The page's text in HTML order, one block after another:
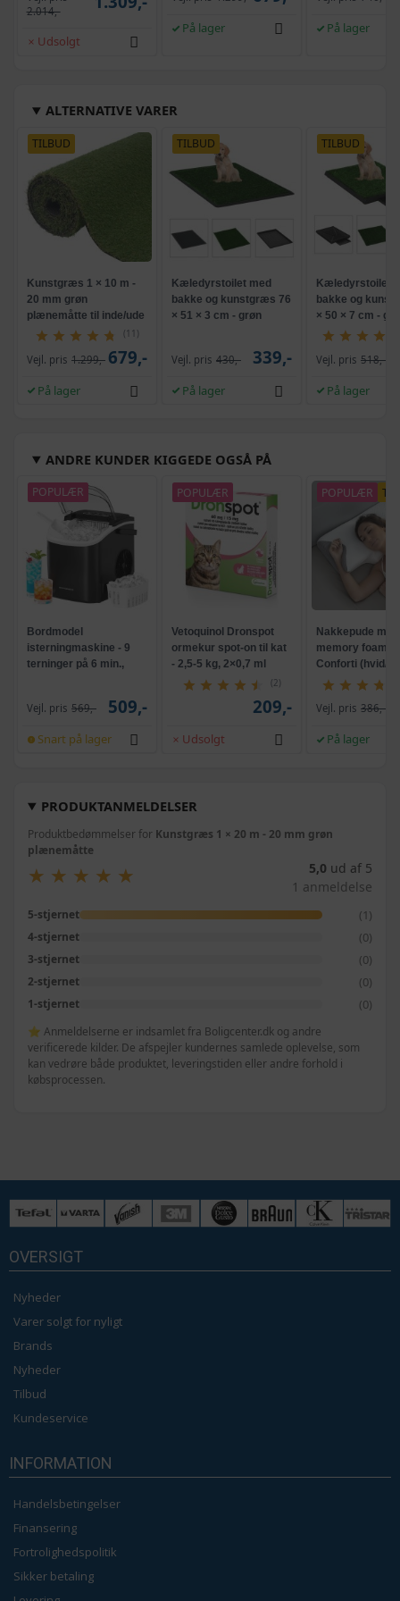
PRODUKTANMELDELSER
Produktbedømmelser for Kunstgræs 1 × 20 m - 20 mm grøn
plænemåtte
★
★ ★
★ ★
★ ★
★ ★
★ 5,0 ud af 5
1 anmeldelse
5-stjernet (1)
4-stjernet (0)
3-stjernet (0)
2-stjernet (0)
1-stjernet (0)
⭐ Anmeldelserne er indsamlet fra Boligcenter.dk og andre
verificerede kilder. De afspejler kundernes samlede oplevelse, som
kan vedrøre både produktet, leveringstiden eller andre forhold i
købsprocessen.
2.014,-
Udsolgt
På lager På lager
ALTERNATIVE VARER
TILBUD
Kunstgræs 1 × 10 m -
20 mm grøn
plænemåtte til inde/ude
(11)
Vejl. pris 1.299,- 679,-
På lager
TILBUD
Kæledyrstoilet med
bakke og kunstgræs 76
× 51 × 3 cm - grøn
Vejl. pris 430,- 339,-
På lager
TILBUD
Kæledyrstoilet
bakke og
× 50 × 7 cm -
Vejl. pris 518,-
På lager
ANDRE KUNDER KIGGEDE OGSÅ PÅ
POPULÆR
Bordmodel
isterningmaskine - 9
terninger på 6 min.,
Vejl. pris 569,- 509,-
Snart på lager
POPULÆR
Vetoquinol Dronspot
ormekur spot-on til kat
- 2,5-5 kg, 2×0,7 ml
(2)
209,-
Udsolgt
POPULÆR
Nakkepude med
memory foam -
Conforti (hvid/
Vejl. pris 386,-
På lager
OVERSIGT
Nyheder
Varer solgt for nyligt
Brands
Nyheder
Tilbud
Kundeservice
INFORMATION
Handelsbetingelser
Finansering
Fortrolighedspolitik
Sikker betaling